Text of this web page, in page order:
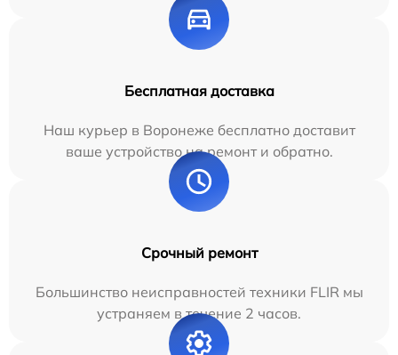
Бесплатная доставка
Наш курьер в Воронеже бесплатно доставит
ваше устройство на ремонт и обратно.
Срочный ремонт
Большинство неисправностей техники FLIR мы
устраняем в течение 2 часов.